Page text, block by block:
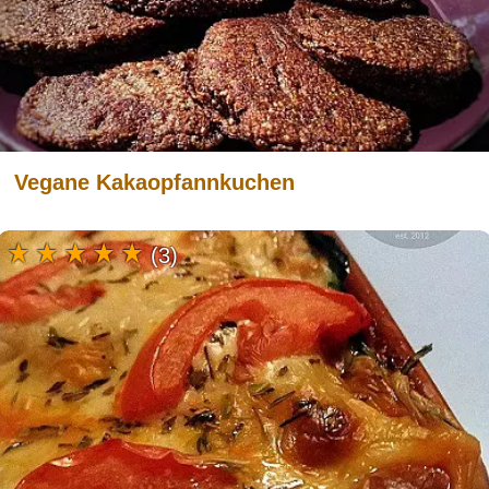
Vegane Kakaopfannkuchen
(3)